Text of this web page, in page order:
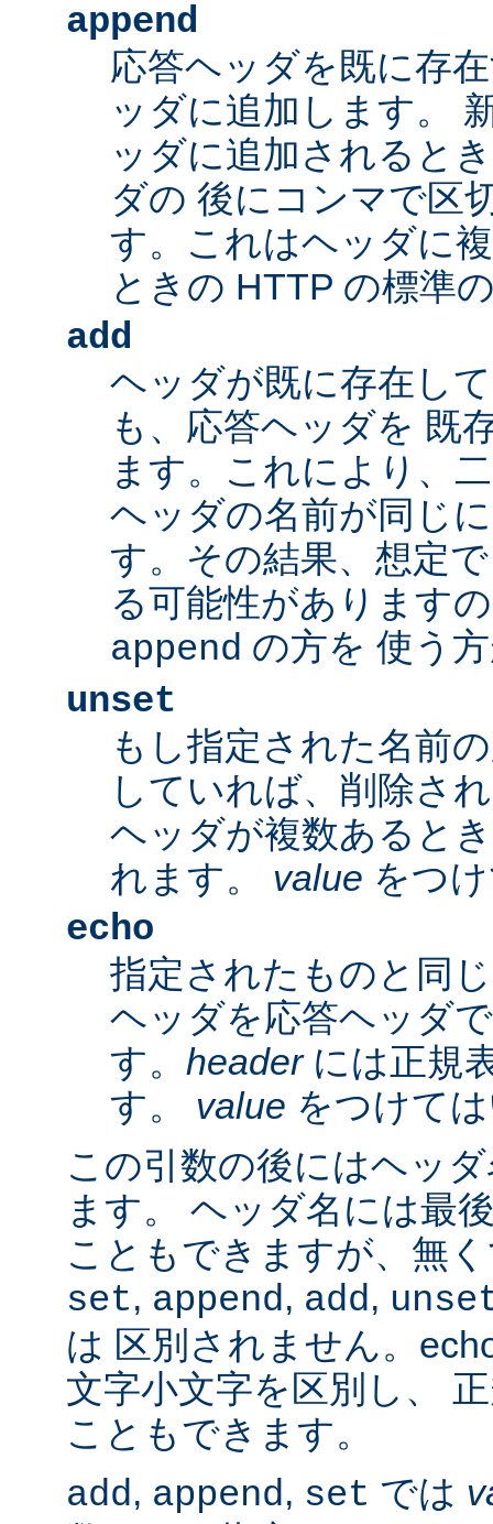
append
応答ヘッダを既に存
ッダに追加します。
ッダに追加されると
ダの 後にコンマで区
す。これはヘッダに
ときの HTTP の標準
add
ヘッダが既に存在し
も、応答ヘッダを 既
ます。これにより、
ヘッダの名前が同じ
す。その結果、想定
る可能性があります
append の方を 使う
unset
もし指定された名前
していれば、削除さ
ヘッダが複数あると
れます。 value をつ
echo
指定されたものと同
ヘッダを応答ヘッダ
す。 headerには正規
す。 value をつけて
この引数の後にはヘッ
ます。 ヘッダ名には最
こともできますが、無
set, append, add,
は 区別されません。
文字小文字を区別し、
こともできます。
add, append, set では